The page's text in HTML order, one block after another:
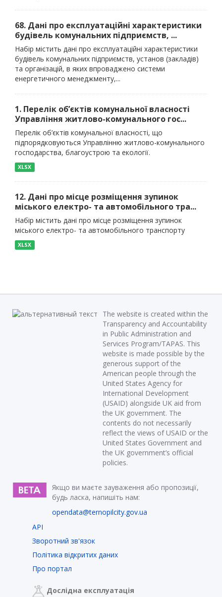
68. Дані про експлуатаційні характеристики
будівель комунальних підприємств, ...
Набір містить дані про експлуатаційні характеристики
будівель комунальних підприємств, установ (закладів)
та організацій, в яких впроваджено системи
енергетичного менеджменту,...
1. Перелік об’єктів комунальної власності
Управління житлово-комунального гос...
Перелік об’єктів комунальної власності, що
підпорядковуються Управлінню житлово-комунального
господарства, благоустрою та екології.
XLSX
12. Дані про місце розміщення зупинок
міського електро- та автомобільного тра...
Набір містить дані про місце розміщення зупинок
міського електро- та автомобільного транспорту
XLSX
The website is created within the
Transparency and Accountability
in Public Administration and
Services Program/TAPAS. This
website is made possible by the
generous support of the
American people through the
United States Agency for
International Development
(USAID) alongside UK aid from
the UK government. The
contents do not necessarily
reflect the views of USAID or the
United States Government and
the UK government’s official
policies.
Якщо ви маєте зауваження або пропозиції,
будь ласка, напишіть нам:
opendata@ternopilcity.gov.ua
API
Зворотний зв'язок
Політика відкритих даних
Про портал
Дослідна експлуатація